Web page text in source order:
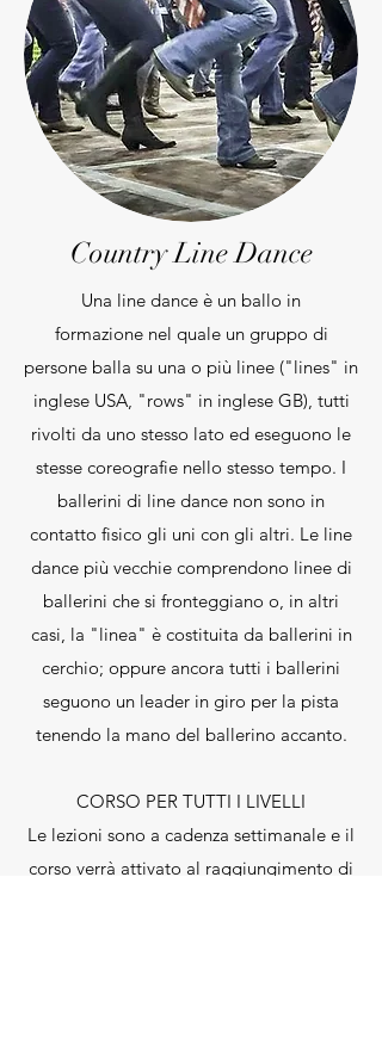
Country Line Dance
Una line dance è un ballo in
formazione nel quale un gruppo di
persone balla su una o più linee ("lines" in
inglese USA, "rows" in inglese GB), tutti
rivolti da uno stesso lato ed eseguono le
stesse coreografie nello stesso tempo. I
ballerini di line dance non sono in
contatto fisico gli uni con gli altri. Le line
dance più vecchie comprendono linee di
ballerini che si fronteggiano o, in altri
casi, la "linea" è costituita da ballerini in
cerchio; oppure ancora tutti i ballerini
seguono un leader in giro per la pista
tenendo la mano del ballerino accanto.
CORSO PER TUTTI I LIVELLI
Le lezioni sono a cadenza settimanale e il
corso verrà attivato al raggiungimento di